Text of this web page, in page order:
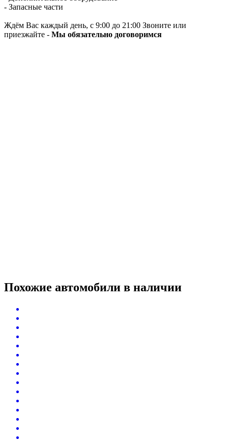
- Запасные части
Ждём Вас каждый день, с 9:00 до 21:00 Звоните или
приезжайте - Мы обязательно договоримся
Похожие автомобили в наличии